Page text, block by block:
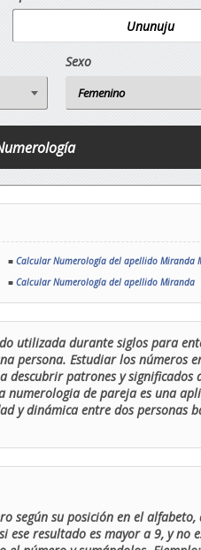
Sexo
■ Calcular Numerología del apellido Miranda
■ Calcular Numerología del apellido Miranda
utilizada durante siglos para
persona. Estudiar los números
descubrir patrones y significados
numerologia de pareja es una
y dinámica entre dos personas
según su posición en el
resultado es mayor a 9, y no